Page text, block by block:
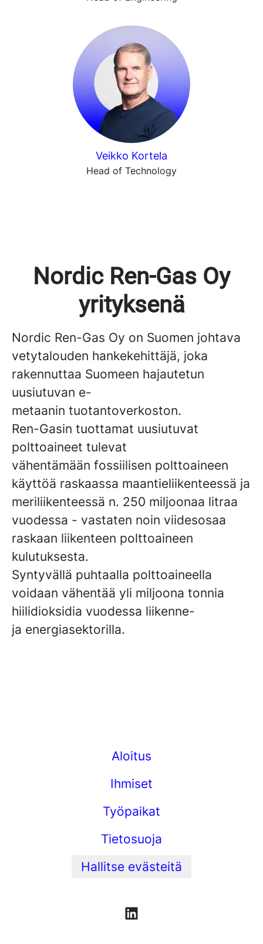
Veikko Kortela
Head of Technology
Nordic Ren-Gas Oy
yrityksenä
Nordic Ren-Gas Oy on Suomen johtava
vetytalouden hankekehittäjä, joka
rakennuttaa Suomeen hajautetun
uusiutuvan e-
metaanin tuotantoverkoston.
Ren-Gasin tuottamat uusiutuvat
polttoaineet tulevat
vähentämään fossiilisen polttoaineen
käyttöä raskaassa maantieliikenteessä ja
meriliikenteessä n. 250 miljoonaa litraa
vuodessa - vastaten noin viidesosaa
raskaan liikenteen polttoaineen
kulutuksesta.
Syntyvällä puhtaalla polttoaineella
voidaan vähentää yli miljoona tonnia
hiilidioksidia vuodessa liikenne-
ja energiasektorilla.
Aloitus
Ihmiset
Työpaikat
Tietosuoja
Hallitse evästeitä